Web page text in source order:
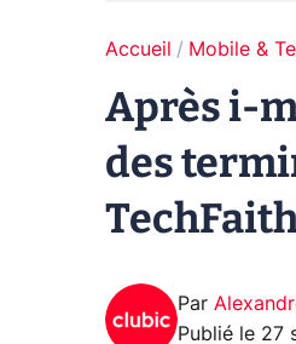
Accueil Mobile &
Après i-
des
Par
Publié le 27